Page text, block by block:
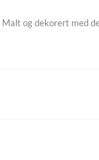
og dekorert med